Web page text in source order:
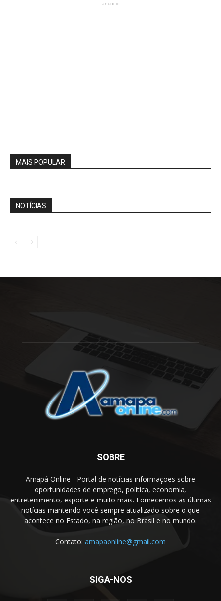
- anuncio -
MAIS POPULAR
NOTÍCIAS
SOBRE
Amapá Online - Portal de notícias informações sobre
oportunidades de emprego, política, economia,
entretenimento, esporte e muito mais. Fornecemos as últimas
notícias mantendo você sempre atualizado sobre o que
acontece no Estado, na região, no Brasil e no mundo.
Contato: amapaonline@gmail.com
SIGA-NOS